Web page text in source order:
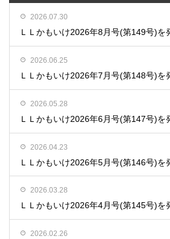
2026.07.30
ＬＬかもいけ2026年8月号(第149号)を
2026.06.25
ＬＬかもいけ2026年7月号(第148号)を
2026.05.28
ＬＬかもいけ2026年6月号(第147号)を
2026.04.23
ＬＬかもいけ2026年5月号(第146号)を
2026.03.28
ＬＬかもいけ2026年4月号(第145号)を
2026.02.26